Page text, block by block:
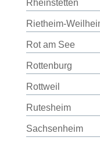
Rheinstetten
Rietheim-
Rot am See
Rottenburg
Rottweil
Rutesheim
Sachsenheim